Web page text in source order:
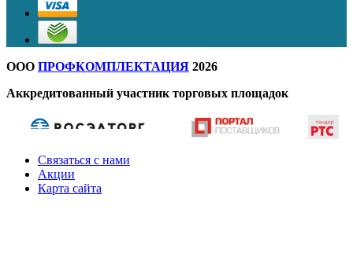
ООО ПРОФКОМПЛЕКТАЦИЯ 2026
Аккредитованный участник торговых площадок
Связаться с нами
Акции
Карта сайта